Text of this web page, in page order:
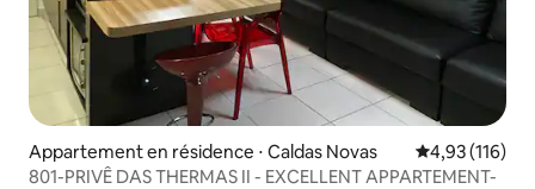
Appartement en résidence ⋅ Caldas Novas Évaluation
4,93 (116)
801-PRIVÊ DAS THERMAS II - EXCELLENT APPARTEMENT-